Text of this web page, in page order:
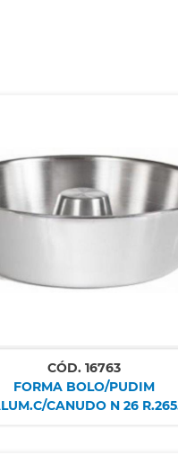
CÓD. 16763
FORMA BOLO/PUDIM
CANUDO N 26 R.265